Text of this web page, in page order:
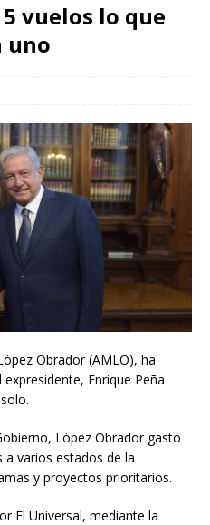
vuelos lo que
uno
Obrador (AMLO), ha
Enrique Peña
López Obrador gastó
a varios estados de la
y proyectos prioritarios.
El Universal, mediante la